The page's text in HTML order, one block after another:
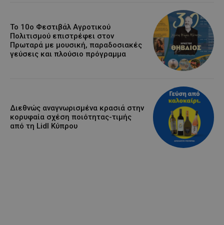
Το 10ο Φεστιβάλ Αγροτικού
Πολιτισμού επιστρέφει στον
Πρωταρά με μουσική, παραδοσιακές
γεύσεις και πλούσιο πρόγραμμα
Διεθνώς αναγνωρισμένα κρασιά στην
κορυφαία σχέση ποιότητας-τιμής
από τη Lidl Κύπρου